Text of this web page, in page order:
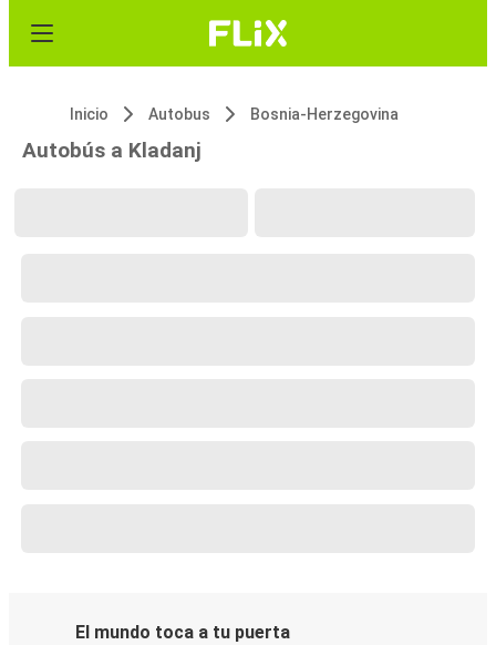
Inicio Autobus Bosnia-Herzegovina
Autobús a Kladanj
El mundo toca a tu puerta